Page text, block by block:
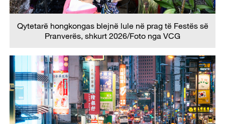
Qytetarë hongkongas blejnë lule në prag të Festës së
Pranverës, shkurt 2026/Foto nga VCG